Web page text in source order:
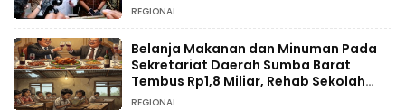
REGIONAL
Belanja Makanan dan Minuman Pada
Sekretariat Daerah Sumba Barat
Tembus Rp1,8 Miliar, Rehab Sekolah
Hanya Rp234 Juta
REGIONAL